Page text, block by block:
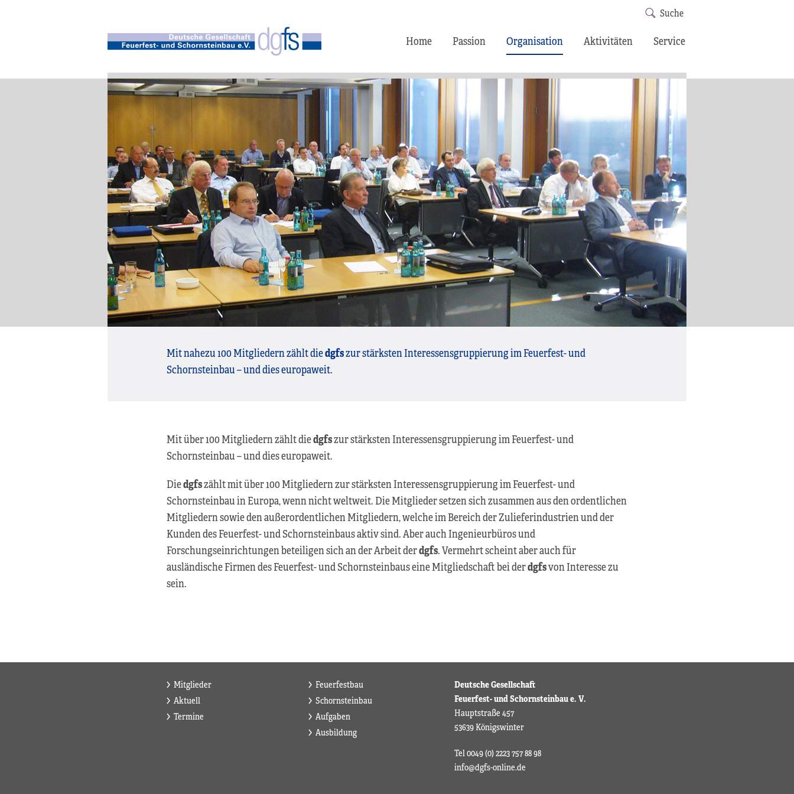
Suche
Home Passion Organisation Aktivitäten Service
Mit nahezu 100 Mitgliedern zählt diedgfszur stärksten Interessensgruppierung im Feuerfest- und
Schornsteinbau – und dies europaweit.
Mit über 100 Mitgliedern zählt diedgfszur stärksten Interessensgruppierung im Feuerfest- und
Schornsteinbau – und dies europaweit.
Diedgfszählt mit über 100 Mitgliedern zur stärksten Interessensgruppierung im Feuerfest- und
Schornsteinbau in Europa, wenn nicht weltweit. Die Mitglieder setzen sich zusammen aus den ordentlichen
Mitgliedern sowie den außerordentlichen Mitgliedern, welche im Bereich der Zulieferindustrien und der
Kunden des Feuerfest- und Schornsteinbaus aktiv sind. Aber auch Ingenieurbüros und
Forschungseinrichtungen beteiligen sich an der Arbeit derdgfs. Vermehrt scheint aber auch für
ausländische Firmen des Feuerfest- und Schornsteinbaus eine Mitgliedschaft bei derdgfsvon Interesse zu
sein.
Mitglieder
Aktuell
Termine
Feuerfestbau
Schornsteinbau
Aufgaben
Ausbildung
Deutsche Gesellschaft
Feuerfest- und Schornsteinbau e. V.
Hauptstraße 457
53639 Königswinter
Tel 0049 (0) 2223 757 88 98
info@dgfs-online.de